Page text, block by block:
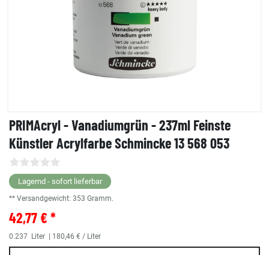
PRIMAcryl - Vanadiumgrün - 237ml Feinste
Künstler Acrylfarbe Schmincke 13 568 053
Lagernd - sofort lieferbar
** Versandgewicht: 353 Gramm.
42,77 € *
0.237 Liter | 180,46 € / Liter